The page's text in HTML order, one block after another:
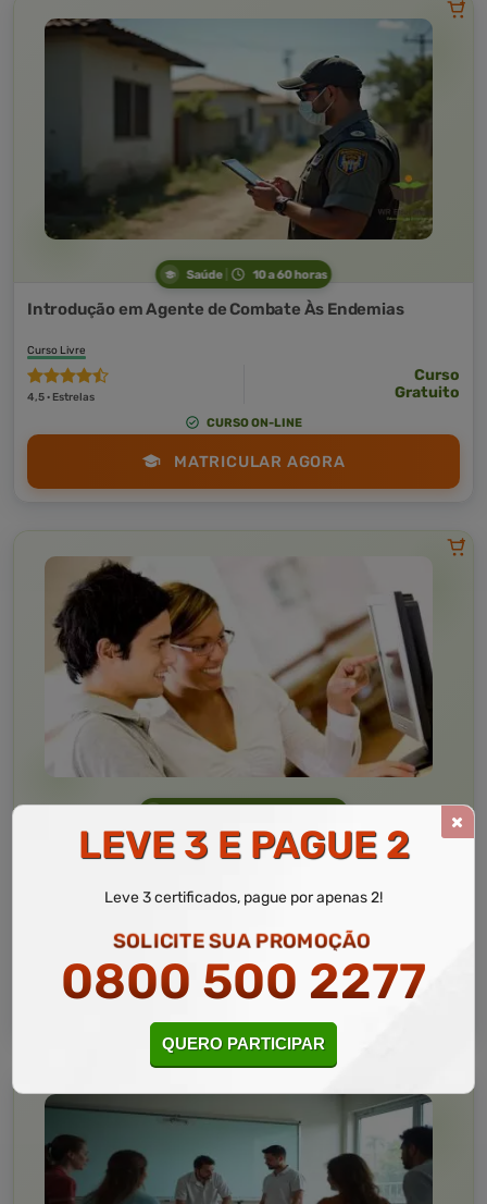
Saúde 10 a 60 horas
Introdução em Agente de Combate Às Endemias
Curso Livre
4,5 · Estrelas
Curso
Gratuito
CURSO ON-LINE
MATRICULAR AGORA
Informática Avançada
MATRICULAR AGORA
LEVE 3 E PAGUE 2
Leve 3 certificados, pague por apenas 2!
SOLICITE SUA PROMOÇÃO
0800 500 2277
QUERO PARTICIPAR